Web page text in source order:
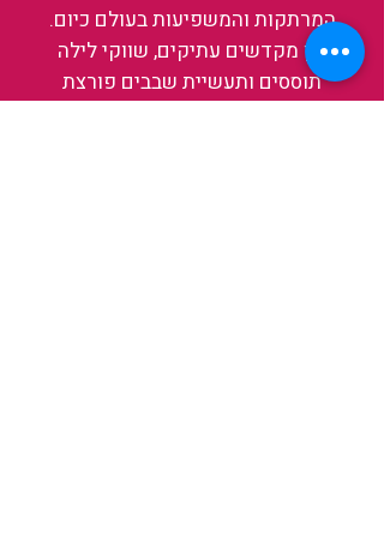
המרתקות והמשפיעות בעולם כיום.
בין מקדשים עתיקים, שווקי לילה
תוססים ותעשיית שבבים פורצת